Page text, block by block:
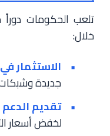
تلعب الحكومات
خلال:
الاستثمار
جديدة
تقديم الدعم
لخفض أسعار